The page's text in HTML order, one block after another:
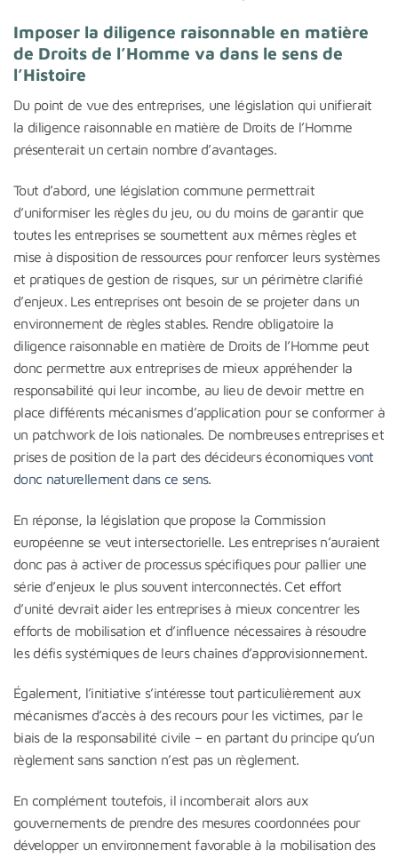
Imposer la diligence raisonnable en matière
de Droits de l’Homme va dans le sens de
l’Histoire
Du point de vue des entreprises, une législation qui unifierait
la diligence raisonnable en matière de Droits de l’Homme
présenterait un certain nombre d’avantages.
Tout d’abord, une législation commune permettrait
d’uniformiser les règles du jeu, ou du moins de garantir que
toutes les entreprises se soumettent aux mêmes règles et
mise à disposition de ressources pour renforcer leurs systèmes
et pratiques de gestion de risques, sur un périmètre clarifié
d’enjeux. Les entreprises ont besoin de se projeter dans un
environnement de règles stables. Rendre obligatoire la
diligence raisonnable en matière de Droits de l’Homme peut
donc permettre aux entreprises de mieux appréhender la
responsabilité qui leur incombe, au lieu de devoir mettre en
place différents mécanismes d’application pour se conformer à
un patchwork de lois nationales. De nombreuses entreprises et
prises de position de la part des décideurs économiquesvont
donc naturellement dans ce sens.
En réponse, la législation que propose la Commission
européenne se veut intersectorielle. Les entreprises n’auraient
donc pas à activer de processus spécifiques pour pallier une
série d’enjeux le plus souvent interconnectés. Cet effort
d’unité devrait aider les entreprises à mieux concentrer les
efforts de mobilisation et d’influence nécessaires à résoudre
les défis systémiques de leurs chaînes d’approvisionnement.
Également, l’initiative s’intéresse tout particulièrement aux
mécanismes d’accès à des recours pour les victimes, par le
biais de la responsabilité civile – en partant du principe qu’un
règlement sans sanction n’est pas un règlement.
En complément toutefois, il incomberait alors aux
gouvernements de prendre des mesures coordonnées pour
développer un environnement favorable à la mobilisation des